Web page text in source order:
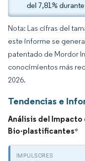
del 7,81%
Nota: Las cifras del
este informe se
patentado de Mordor
conocimientos más
2026.
Tendencias e
Análisis del Impacto
Bio-plastificantes*